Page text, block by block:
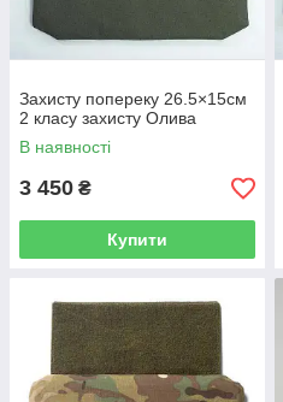
Захисту попереку 26.5×15см
2 класу захисту Олива
В наявності
3 450 ₴
Купити